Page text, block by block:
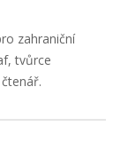
zahraniční
tvůrce